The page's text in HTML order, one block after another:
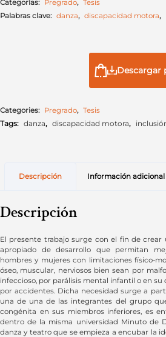
Categorías: Pregrado, Tesis
Palabras clave: danza, discapacidad motora,
Descargar
Categories: Pregrado, Tesis
Tags: danza, discapacidad motora,
Descripción Información adicional
Descripción
El presente trabajo surge con el fin de
apropiado de desarrollo que permitan
hombres y mujeres con limitaciones físico-
óseo, muscular, nerviosos bien sean por
infeccioso, por parálisis mental infantil o en
por accidentes. Dicha necesidad surge a
una de una de las integrantes del grupo
congénita en sus miembros inferiores, es
dentro de la misma universidad Minuto de
danza y teatro que se empieza a encubar la